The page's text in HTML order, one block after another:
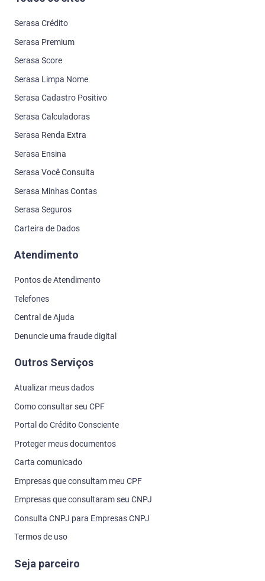
Serasa Crédito
Serasa Premium
Serasa Score
Serasa Limpa Nome
Serasa Cadastro Positivo
Serasa Calculadoras
Serasa Renda Extra
Serasa Ensina
Serasa Você Consulta
Serasa Minhas Contas
Serasa Seguros
Carteira de Dados
Atendimento
Pontos de Atendimento
Telefones
Central de Ajuda
Denuncie uma fraude digital
Outros Serviços
Atualizar meus dados
Como consultar seu CPF
Portal do Crédito Consciente
Proteger meus documentos
Carta comunicado
Empresas que consultam meu CPF
Empresas que consultaram seu CNPJ
Consulta CNPJ para Empresas CNPJ
Termos de uso
Seja parceiro